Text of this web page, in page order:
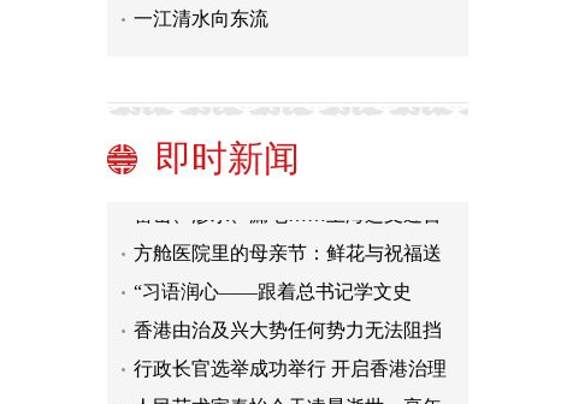
一江清水向东流
即时新闻
不负时代 不负韶华 不负党和人民殷切
立一百周年之际
近镜头｜“无论我走到哪里，永远是黄
土地的儿子”
时政微周刊丨总书记的一周（5月2日
人的团队专盯方舱医院安全隐患
方舱医院里的母亲节：鲜花与祝福送
给每一个妈妈
“习语润心——跟着总书记学文史
哲”云宣讲活动启动
香港由治及兴大势任何势力无法阻挡
行政长官选举成功举行 开启香港治理
新篇章
人民艺术家秦怡今天凌晨逝世，享年